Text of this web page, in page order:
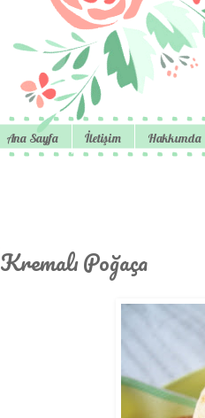
Ana Sayfa İletişim Hakkımda
Kremalı Poğaça